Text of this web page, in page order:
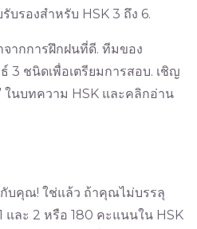
บรองสำหรับ HSK 3 ถึง 6.
ากการฝึกฝนที่ดี. ทีมของ
ชนิดเพื่อเตรียมการสอบ. เชิญ
ในบทความ HSK และคลิกอ่าน
กับคุณ! ใช่แล้ว ถ้าคุณไม่บรรลุ
และ 2 หรือ 180 คะแนนใน HSK